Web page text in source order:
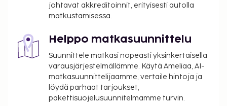
johtavat akkreditoinnit, erityisesti autolla
matkustamisessa.
Helppo matkasuunnittelu
Suunnittele matkasi nopeasti yksinkertaisella
varausjärjestelmällämme. Käytä Ameliaa, AI-
matkasuunnittelijaamme, vertaile hintoja ja
löydä parhaat tarjoukset,
pakettisuojelusuunnitelmamme turvin.